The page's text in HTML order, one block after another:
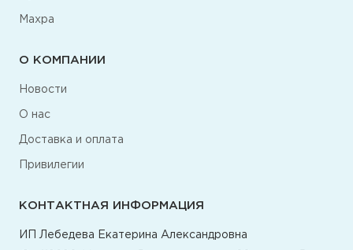
Махра
О КОМПАНИИ
Новости
О нас
Доставка и оплата
Привилегии
КОНТАКТНАЯ ИНФОРМАЦИЯ
ИП Лебедева Екатерина Александровна